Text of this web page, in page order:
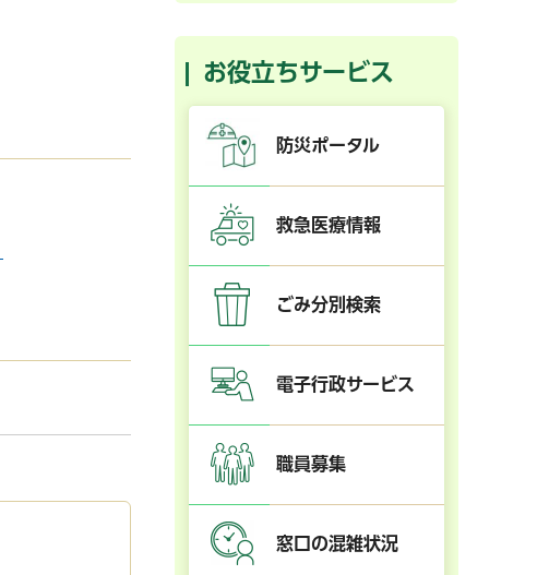
お役立ちサービス
防災ポータル
救急医療情報
ごみ分別検索
電子行政サービス
職員募集
窓口の混雑状況